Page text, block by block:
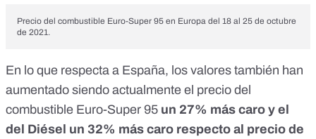
Precio del combustible Euro-Super 95 en Europa del 18 al 25 de octubre
de 2021.
En lo que respecta a España, los valores también han
aumentado siendo actualmente el precio del
combustible Euro-Super 95 un 27% más caro y el
del Diésel un 32% más caro respecto al precio de